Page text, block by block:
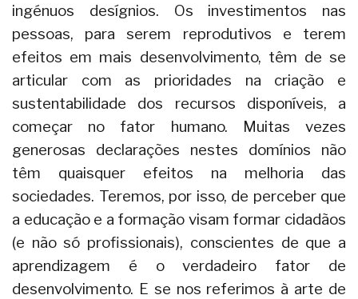
ingénuos desígnios. Os investimentos nas
pessoas, para serem reprodutivos e terem
efeitos em mais desenvolvimento, têm de se
articular com as prioridades na criação e
sustentabilidade dos recursos disponíveis, a
começar no fator humano. Muitas vezes
generosas declarações nestes domínios não
têm quaisquer efeitos na melhoria das
sociedades. Teremos, por isso, de perceber que
a educação e a formação visam formar cidadãos
(e não só profissionais), conscientes de que a
aprendizagem é o verdadeiro fator de
desenvolvimento. E se nos referimos à arte de